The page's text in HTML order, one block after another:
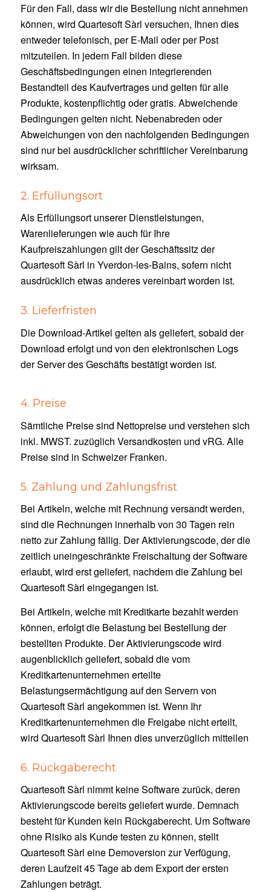
Für den Fall, dass wir die Bestellung nicht annehmen
können, wird Quartesoft Sàrl versuchen, Ihnen dies
entweder telefonisch, per E-Mail oder per Post
mitzuteilen. In jedem Fall bilden diese
Geschäftsbedingungen einen integrierenden
Bestandteil des Kaufvertrages und gelten für alle
Produkte, kostenpflichtig oder gratis. Abweichende
Bedingungen gelten nicht. Nebenabreden oder
Abweichungen von den nachfolgenden Bedingungen
sind nur bei ausdrücklicher schriftlicher Vereinbarung
wirksam.
2. Erfüllungsort
Als Erfüllungsort unserer Dienstleistungen,
Warenlieferungen wie auch für Ihre
Kaufpreiszahlungen gilt der Geschäftssitz der
Quartesoft Sàrl in Yverdon-les-Bains, sofern nicht
ausdrücklich etwas anderes vereinbart worden ist.
3. Lieferfristen
Die Download-Artikel gelten als geliefert, sobald der
Download erfolgt und von den elektronischen Logs
der Server des Geschäfts bestätigt worden ist.
4. Preise
Sämtliche Preise sind Nettopreise und verstehen sich
inkl. MWST. zuzüglich Versandkosten und vRG. Alle
Preise sind in Schweizer Franken.
5. Zahlung und Zahlungsfrist
Bei Artikeln, welche mit Rechnung versandt werden,
sind die Rechnungen innerhalb von 30 Tagen rein
netto zur Zahlung fällig. Der Aktivierungscode, der die
zeitlich uneingeschränkte Freischaltung der Software
erlaubt, wird erst geliefert, nachdem die Zahlung bei
Quartesoft Sàrl eingegangen ist.
Bei Artikeln, welche mit Kreditkarte bezahlt werden
können, erfolgt die Belastung bei Bestellung der
bestellten Produkte. Der Aktivierungscode wird
augenblicklich geliefert, sobald die vom
Kreditkartenunternehmen erteilte
Belastungsermächtigung auf den Servern von
Quartesoft Sàrl angekommen ist. Wenn Ihr
Kreditkartenunternehmen die Freigabe nicht erteilt,
wird Quartesoft Sàrl Ihnen dies unverzüglich mitteilen
6. Rückgaberecht
Quartesoft Sàrl nimmt keine Software zurück, deren
Aktivierungscode bereits geliefert wurde. Demnach
besteht für Kunden kein Rückgaberecht. Um Software
ohne Risiko als Kunde testen zu können, stellt
Quartesoft Sàrl eine Demoversion zur Verfügung,
deren Laufzeit 45 Tage ab dem Export der ersten
Zahlungen beträgt.